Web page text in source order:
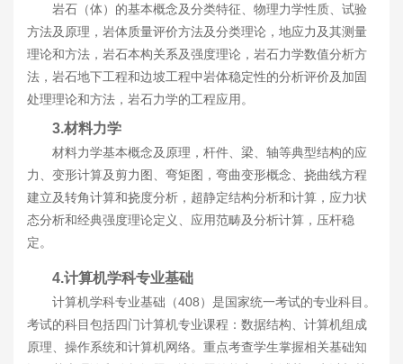
岩石（体）的基本概念及分类特征、物理力学性质、试验
方法及原理，岩体质量评价方法及分类理论，地应力及其测量
理论和方法，岩石本构关系及强度理论，岩石力学数值分析方
法，岩石地下工程和边坡工程中岩体稳定性的分析评价及加固
处理理论和方法，岩石力学的工程应用。
3.材料力学
材料力学基本概念及原理，杆件、梁、轴等典型结构的应
力、变形计算及剪力图、弯矩图，弯曲变形概念、挠曲线方程
建立及转角计算和挠度分析，超静定结构分析和计算，应力状
态分析和经典强度理论定义、应用范畴及分析计算，压杆稳
定。
4.计算机学科专业基础
计算机学科专业基础（408）是国家统一考试的专业科目。
考试的科目包括四门计算机专业课程：数据结构、计算机组成
原理、操作系统和计算机网络。重点考查学生掌握相关基础知